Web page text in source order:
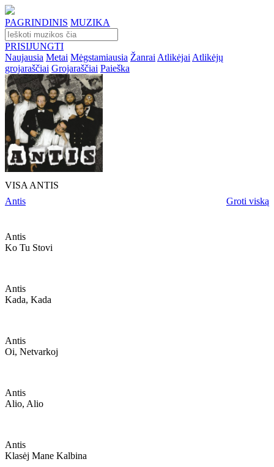
PAGRINDINIS MUZIKA
PRISIJUNGTI
Naujausia Metai Mėgstamiausia Žanrai Atlikėjai Atlikėjų
grojaraščiai Grojaraščiai Paieška
VISA ANTIS
Antis
Groti viską
Antis
Ko Tu Stovi
Antis
Kada, Kada
Antis
Oi, Netvarkoj
Antis
Alio, Alio
Antis
Klasėj Mane Kalbina